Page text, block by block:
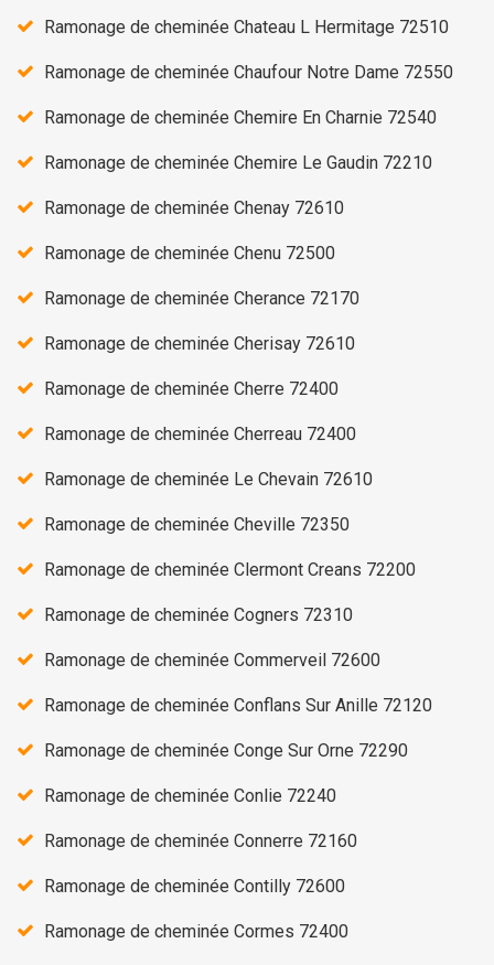
Ramonage de cheminée Chateau L Hermitage 72510
Ramonage de cheminée Chaufour Notre Dame 72550
Ramonage de cheminée Chemire En Charnie 72540
Ramonage de cheminée Chemire Le Gaudin 72210
Ramonage de cheminée Chenay 72610
Ramonage de cheminée Chenu 72500
Ramonage de cheminée Cherance 72170
Ramonage de cheminée Cherisay 72610
Ramonage de cheminée Cherre 72400
Ramonage de cheminée Cherreau 72400
Ramonage de cheminée Le Chevain 72610
Ramonage de cheminée Cheville 72350
Ramonage de cheminée Clermont Creans 72200
Ramonage de cheminée Cogners 72310
Ramonage de cheminée Commerveil 72600
Ramonage de cheminée Conflans Sur Anille 72120
Ramonage de cheminée Conge Sur Orne 72290
Ramonage de cheminée Conlie 72240
Ramonage de cheminée Connerre 72160
Ramonage de cheminée Contilly 72600
Ramonage de cheminée Cormes 72400